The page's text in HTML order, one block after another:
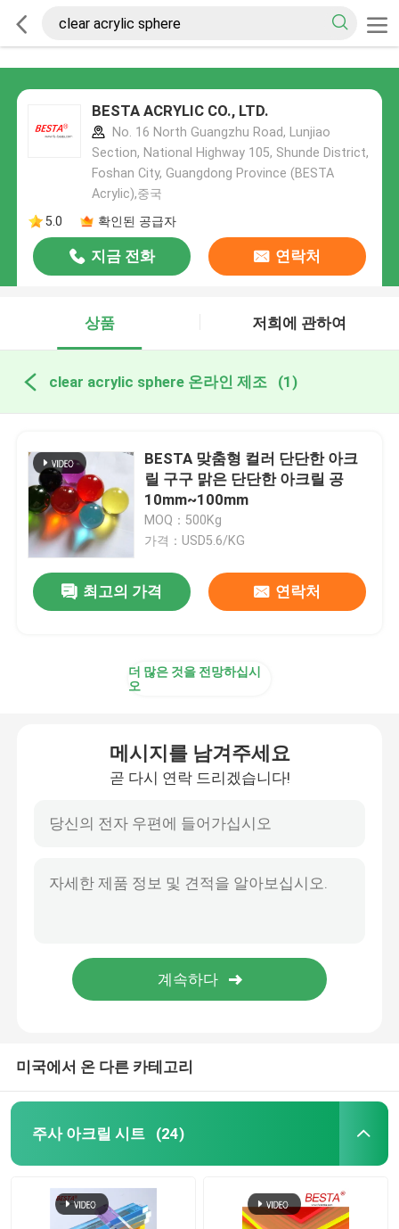
BESTA ACRYLIC CO., LTD.
No. 16 North Guangzhu Road, Lunjiao
Section, National Highway 105, Shunde District,
Foshan City, Guangdong Province (BESTA
Acrylic),중국
5.0
확인된 공급자
지금 전화 연락처
상품 저희에 관하여
clear acrylic sphere 온라인 제조 (1)
BESTA 맞춤형 컬러 단단한 아크
릴 구구 맑은 단단한 아크릴 공
10mm~100mm
MOQ：500Kg
가격：USD5.6/KG
최고의 가격 연락처
더 많은 것을 전망하십시
오
메시지를 남겨주세요
곧 다시 연락 드리겠습니다!
미국에서 온 다른 카테고리
주사 아크릴 시트 (24)